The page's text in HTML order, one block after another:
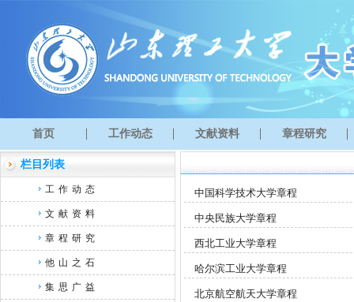
首页 工作动态 文献资料 章程研究
栏目列表
工作动态
文献资料
章程研究
他山之石
集思广益
中国科学技术大学章程
中央民族大学章程
西北工业大学章程
哈尔滨工业大学章程
北京航空航天大学章程